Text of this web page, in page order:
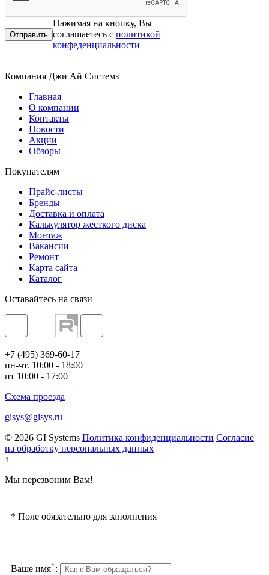
Нажимая на кнопку, Вы
соглашаетесь с политикой
конфеденциальности
Компания Джи Ай Системз
Главная
О компании
Контакты
Новости
Акции
Обзоры
Покупателям
Прайс-листы
Бренды
Доставка и оплата
Калькулятор жесткого диска
Монтаж
Вакансии
Ремонт
Карта сайта
Каталог
Оставайтесь на связи
+7 (495) 369-60-17
пн-чт. 10:00 - 18:00
пт 10:00 - 17:00
Схема проезда
gisys@gisys.ru
© 2026 GI Systems Политика конфиденциальности Согласие
на обработку персональных данных
↑
Мы перезвоним Вам!
* Поле обязательно для заполнения
Ваше имя*: